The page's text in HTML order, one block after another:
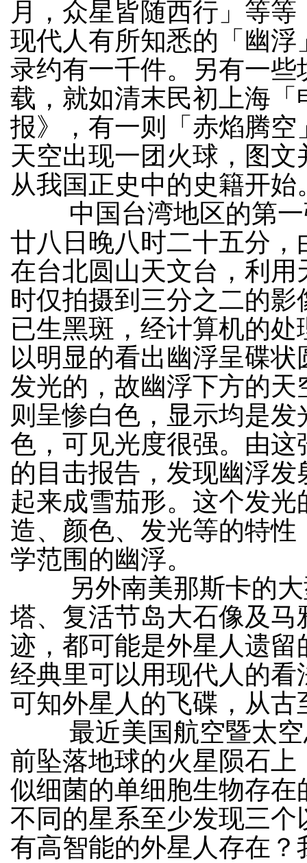
月，众星皆随西行」等
现代人有所知悉的「幽
录约有一千件。另有一
载，就如清末民初上海
报》，有一则「赤焰腾
天空出现一团火球，图
从我国正史中的史籍开始
中国台湾地区的第一
廿八日晚八时二十五分
在台北圆山天文台，利
时仅拍摄到三分之二的
已生黑斑，经计算机的
以明显的看出幽浮呈碟
发光的，故幽浮下方的
则呈惨白色，显示均是
色，可见光度很强。由
的目击报告，发现幽浮
起来成雪茄形。这个发
造、颜色、发光等的特
学范围的幽浮。
另外南美那斯卡的大
塔、复活节岛大石像及
迹，都可能是外星人遗
经典里可以用现代人的
可知外星人的飞碟，从
最近美国航空暨太空
前坠落地球的火星陨石
似细菌的单细胞生物存
不同的星系至少发现三
有高智能的外星人存在